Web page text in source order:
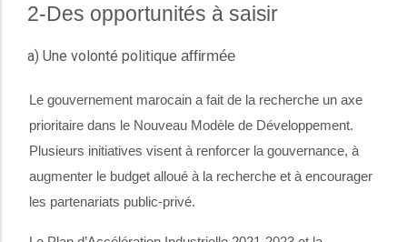
2-Des opportunités à saisir
a) Une volonté politique affirmée
Le gouvernement marocain a fait de la recherche un axe
prioritaire dans le Nouveau Modèle de Développement.
Plusieurs initiatives visent à renforcer la gouvernance, à
augmenter le budget alloué à la recherche et à encourager
les partenariats public-privé.